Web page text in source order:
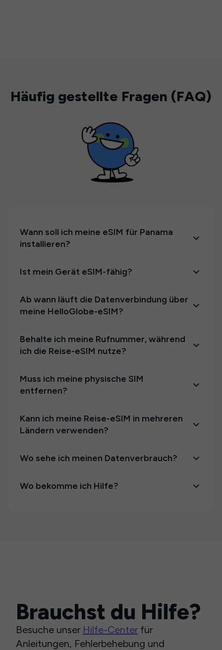
Häufig gestellte Fragen (FAQ)
Wann soll ich meine eSIM für Panama
installieren?
Ist mein Gerät eSIM-fähig?
Ab wann läuft die Datenverbindung über
meine HelloGlobe-eSIM?
Behalte ich meine Rufnummer, während
ich die Reise-eSIM nutze?
Muss ich meine physische SIM
entfernen?
Kann ich meine Reise-eSIM in mehreren
Ländern verwenden?
Wo sehe ich meinen Datenverbrauch?
Wo bekomme ich Hilfe?
Brauchst du Hilfe?
Besuche unser Hilfe-Center für
Anleitungen, Fehlerbehebung und